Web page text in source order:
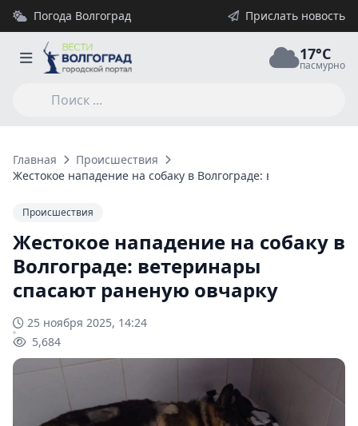
Погода Волгоград Прислать новость
17°C
пасмурно
Главная
Происшествия
Жестокое нападение на собаку в Волгограде: ветеринары
Происшествия
Жестокое нападение на собаку в
Волгограде: ветеринары
спасают раненую овчарку
25 ноября 2025, 14:24
5,684